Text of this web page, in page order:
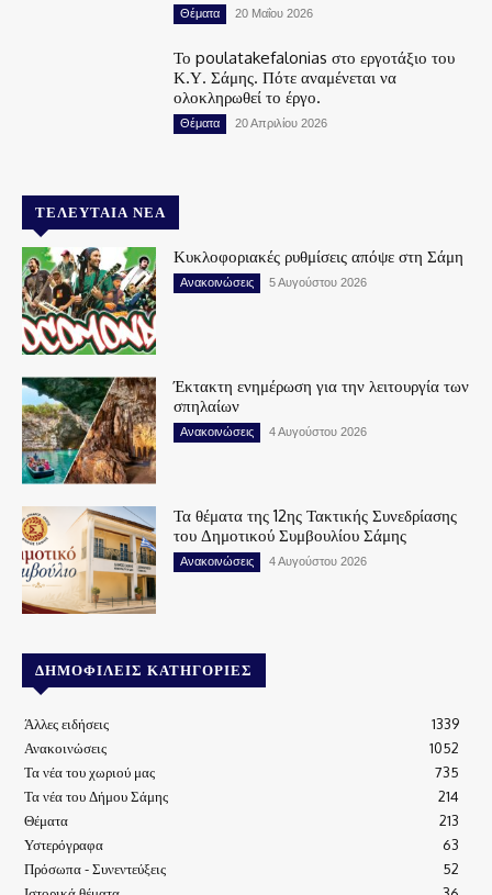
Θέματα 20 Μαΐου 2026
Το poulatakefalonias στο εργοτάξιο του
Κ.Υ. Σάμης. Πότε αναμένεται να
ολοκληρωθεί το έργο.
Θέματα 20 Απριλίου 2026
ΤΕΛΕΥΤΑΊΑ ΝΈΑ
Κυκλοφοριακές ρυθμίσεις απόψε στη Σάμη
Ανακοινώσεις 5 Αυγούστου 2026
Έκτακτη ενημέρωση για την λειτουργία των
σπηλαίων
Ανακοινώσεις 4 Αυγούστου 2026
Τα θέματα της 12ης Τακτικής Συνεδρίασης
του Δημοτικού Συμβουλίου Σάμης
Ανακοινώσεις 4 Αυγούστου 2026
ΔΗΜΟΦΙΛΕΊΣ ΚΑΤΗΓΟΡΊΕΣ
Άλλες ειδήσεις
1339
Ανακοινώσεις
1052
Τα νέα του χωριού μας
735
Τα νέα του Δήμου Σάμης
214
Θέματα
213
Υστερόγραφα
63
Πρόσωπα - Συνεντεύξεις
52